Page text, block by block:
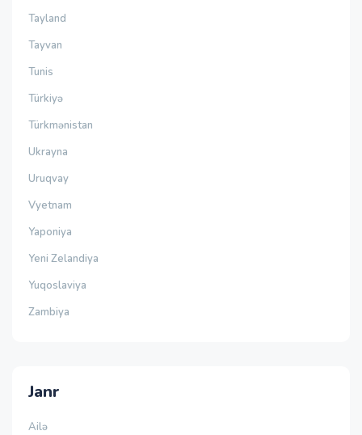
Tayland
Tayvan
Tunis
Türkiyə
Türkmənistan
Ukrayna
Uruqvay
Vyetnam
Yaponiya
Yeni Zelandiya
Yuqoslaviya
Zambiya
Janr
Ailə